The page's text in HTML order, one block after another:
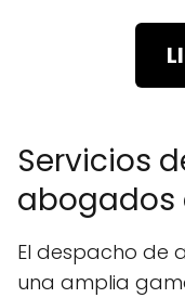
Servicios
abogados
El despacho de
una amplia